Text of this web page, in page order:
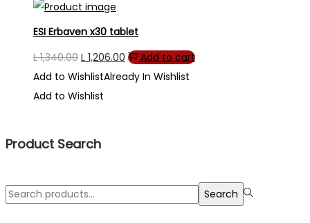
ESI Erbaven x30 tablet
L1,340.00 Original
price
was:
L 1,206.00 Current
price
Add to cart
Add to WishlistAlready In Wishlist
Add to Wishlist
Product Search
Search
Search